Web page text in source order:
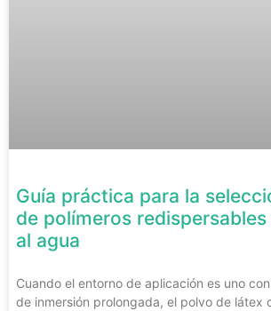
Guía práctica para la
de polímeros
al agua
Cuando el entorno de aplicación es uno
de inmersión prolongada, el polvo de látex